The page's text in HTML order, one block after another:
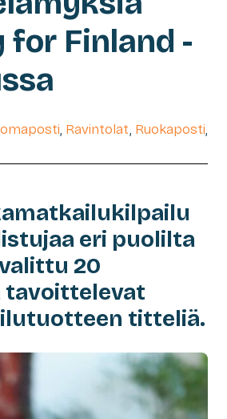
Finland -
, Ravintolat, Ruokaposti,
eri puolilta
20
tavoittelevat
titteliä.